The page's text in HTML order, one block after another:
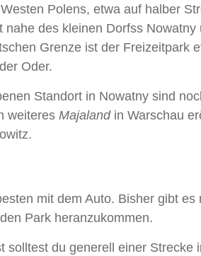
Polens, etwa auf halber
nahe des kleinen Dorfss
Grenze ist der Freizeitpark
Oder.
Standort in Nowatny sind
weiteres Majalandin Warschau
mit dem Auto. Bisher gibt es
Park heranzukommen.
solltest du generell einer